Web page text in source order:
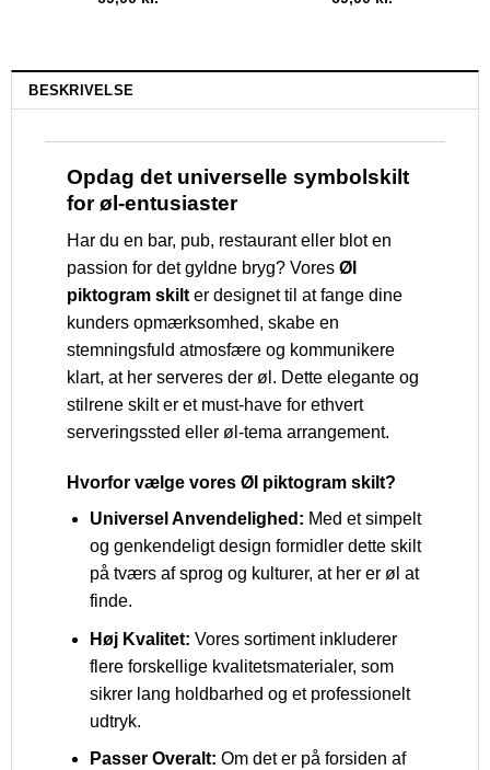
BESKRIVELSE
Opdag det universelle symbolskilt
for øl-entusiaster
Har du en bar, pub, restaurant eller blot en
passion for det gyldne bryg? Vores Øl
piktogram skilt er designet til at fange dine
kunders opmærksomhed, skabe en
stemningsfuld atmosfære og kommunikere
klart, at her serveres der øl. Dette elegante og
stilrene skilt er et must-have for ethvert
serveringssted eller øl-tema arrangement.
Hvorfor vælge vores Øl piktogram skilt?
Universel Anvendelighed: Med et simpelt
og genkendeligt design formidler dette skilt
på tværs af sprog og kulturer, at her er øl at
finde.
Høj Kvalitet: Vores sortiment inkluderer
flere forskellige kvalitetsmaterialer, som
sikrer lang holdbarhed og et professionelt
udtryk.
Passer Overalt: Om det er på forsiden af